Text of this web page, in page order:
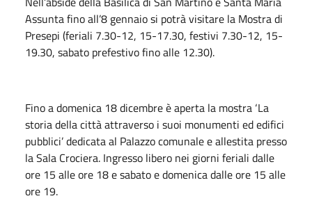
Assunta fino all’8 gennaio si potrà visitare la Mostra di
Presepi (feriali 7.30-12, 15-17.30, festivi 7.30-12, 15-
19.30, sabato prefestivo fino alle 12.30).
Fino a domenica 18 dicembre è aperta la mostra ‘La
storia della città attraverso i suoi monumenti ed edifici
pubblici’ dedicata al Palazzo comunale e allestita presso
la Sala Crociera. Ingresso libero nei giorni feriali dalle
ore 15 alle ore 18 e sabato e domenica dalle ore 15 alle
ore 19.